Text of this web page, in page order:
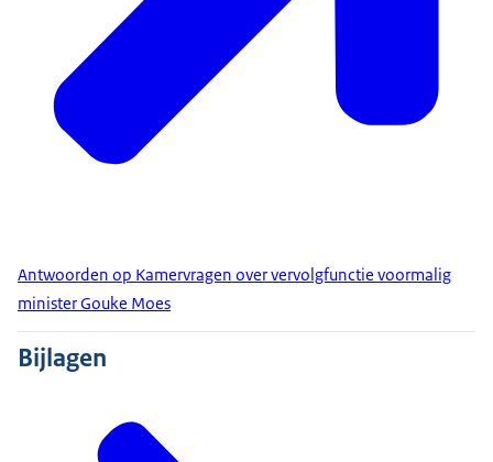
Antwoorden op Kamervragen over vervolgfunctie voormalig
minister Gouke Moes
Bijlagen